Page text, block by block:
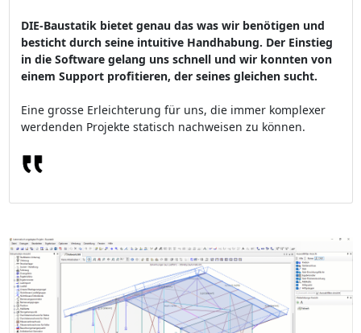
DIE-Baustatik bietet genau das was wir benötigen und
besticht durch seine intuitive Handhabung. Der Einstieg
in die Software gelang uns schnell und wir konnten von
einem Support profitieren, der seines gleichen sucht.
Eine grosse Erleichterung für uns, die immer komplexer
werdenden Projekte statisch nachweisen zu können.